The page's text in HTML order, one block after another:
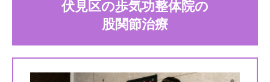
伏見区の歩気功整体院の
股関節治療